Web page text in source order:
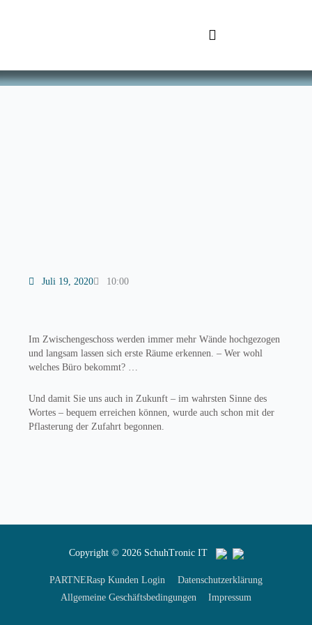
Juli 19, 2020 10:00
Im Zwischengeschoss werden immer mehr Wände hochgezogen
und langsam lassen sich erste Räume erkennen. – Wer wohl
welches Büro bekommt? …
Und damit Sie uns auch in Zukunft – im wahrsten Sinne des
Wortes – bequem erreichen können, wurde auch schon mit der
Pflasterung der Zufahrt begonnen.
Copyright © 2026 SchuhTronic IT
PARTNERasp Kunden Login
Datenschutzerklärung
Allgemeine Geschäftsbedingungen
Impressum